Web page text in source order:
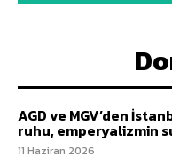
AGD ve MGV’den
ruhu, emperyalizmin
11 Haziran 2026